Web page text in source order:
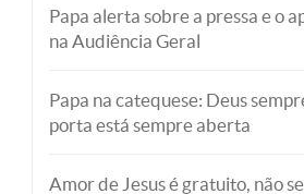
Papa alerta sobre a pressa e o
na Audiência Geral
Papa na catequese: Deus
porta está sempre aberta
Amor de Jesus é gratuito, não